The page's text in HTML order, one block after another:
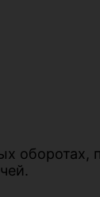
оборотах,